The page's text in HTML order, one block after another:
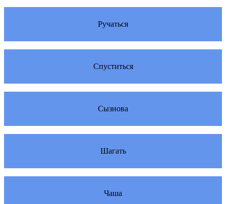
Ручаться
Спуститься
Сызнова
Шагать
Чаша